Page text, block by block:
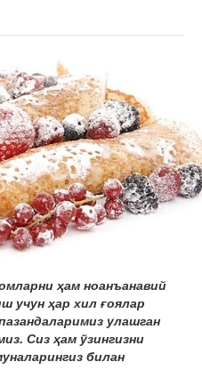
ҳам ноанъанавий
учун ҳар хил ғоялар
улашган
Сиз ҳам ўзингизни
билан